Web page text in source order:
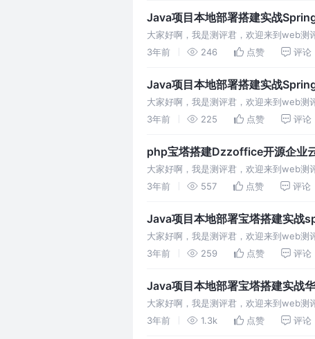
Java项目本地部署搭建实战
大家好啊，我是测评君，欢迎来到web
3年前
246 点赞 评论
Java项目本地部署搭建实战
大家好啊，我是测评君，欢迎来到web
3年前
225 点赞 评论
php宝塔搭建Dzzoffice开源企业
大家好啊，我是测评君，欢迎来到web测
3年前
557 点赞 评论
Java项目本地部署宝塔搭建实战
大家好啊，我是测评君，欢迎来到web
3年前
259 点赞 评论
Java项目本地部署宝塔搭建实战
大家好啊，我是测评君，欢迎来到web测
3年前
1.3k 点赞 评论